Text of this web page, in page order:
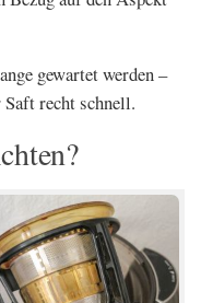
gewartet werden –
recht schnell.